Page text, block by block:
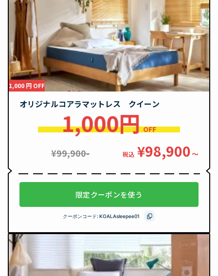
1,000 円 OFF
オリジナルコアラマットレス クイーン
1,000円 OFF
¥99,900- 税込 ¥98,900〜
限定クーポンを使う
クーポンコード: KOALAsleepee01